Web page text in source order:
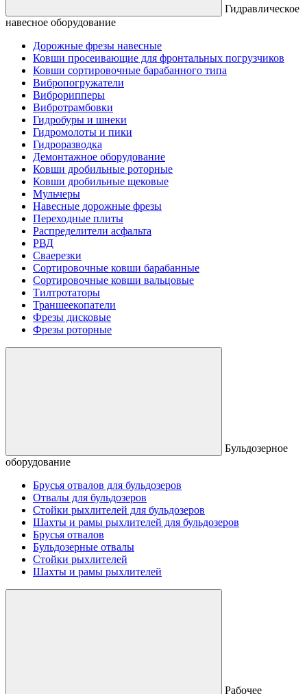
Гидравлическое
навесное оборудование
Дорожные фрезы навесные
Ковши просеивающие для фронтальных погрузчиков
Ковши сортировочные барабанного типа
Вибропогружатели
Виброрипперы
Вибротрамбовки
Гидробуры и шнеки
Гидромолоты и пики
Гидроразводка
Демонтажное оборудование
Ковши дробильные роторные
Ковши дробильные щековые
Мульчеры
Навесные дорожные фрезы
Переходные плиты
Распределители асфальта
РВД
Сваерезки
Сортировочные ковши барабанные
Сортировочные ковши вальцовые
Тилтротаторы
Траншеекопатели
Фрезы дисковые
Фрезы роторные
Бульдозерное
оборудование
Брусья отвалов для бульдозеров
Отвалы для бульдозеров
Стойки рыхлителей для бульдозеров
Шахты и рамы рыхлителей для бульдозеров
Брусья отвалов
Бульдозерные отвалы
Стойки рыхлителей
Шахты и рамы рыхлителей
Рабочее